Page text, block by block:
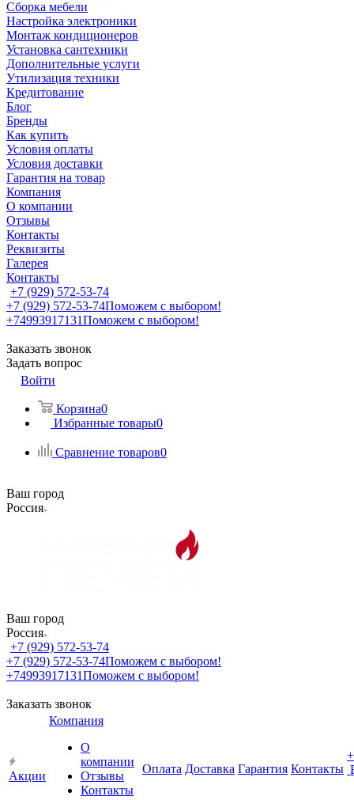
Сборка мебели
Настройка электроники
Монтаж кондиционеров
Установка сантехники
Дополнительные услуги
Утилизация техники
Кредитование
Блог
Бренды
Как купить
Условия оплаты
Условия доставки
Гарантия на товар
Компания
О компании
Отзывы
Контакты
Реквизиты
Галерея
Контакты
+7 (929) 572-53-74
+7 (929) 572-53-74Поможем с выбором!
+74993917131Поможем с выбором!
Заказать звонок
Задать вопрос
Войти
Корзина0
Избранные товары0
Сравнение товаров0
Ваш город
Россия
Ваш город
Россия
+7 (929) 572-53-74
+7 (929) 572-53-74Поможем с выбором!
+74993917131Поможем с выбором!
Заказать звонок
Акции
Компания
О
компании
Отзывы
Контакты
Оплата Доставка Гарантия Контакты
+